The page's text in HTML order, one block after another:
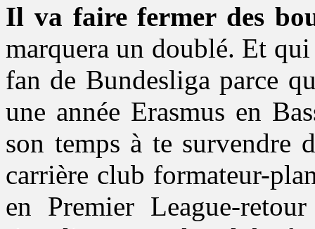
Il va faire fermer des
marquera un doublé. Et
fan de Bundesliga parce
une année Erasmus en
son temps à te survendre
carrière club formateur-
en Premier League-